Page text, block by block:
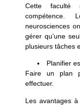
Cette faculté
compétence.
neurosciences
gérer qu’une
plusieurs tâches
Planifier
Faire un plan
effectuer.
Les avantages